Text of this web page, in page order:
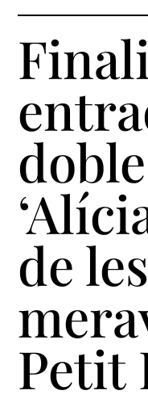
de les
Petit